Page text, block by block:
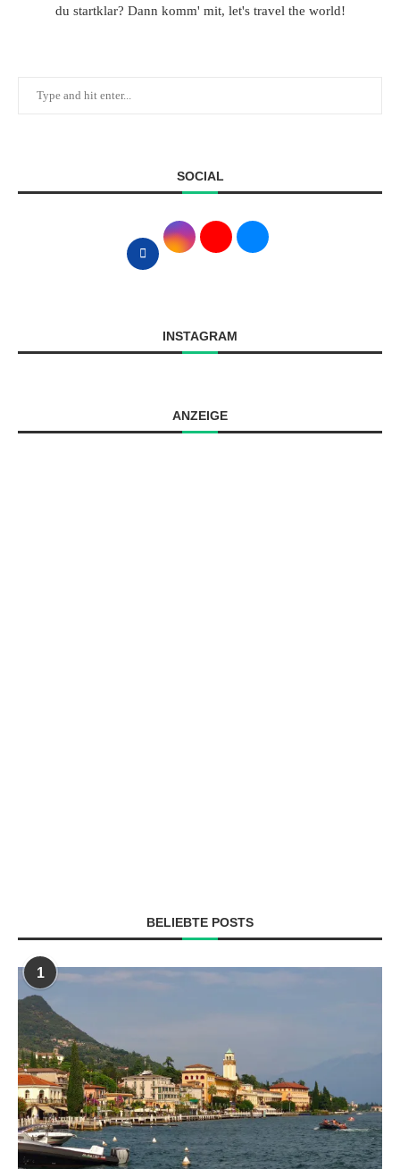
du startklar? Dann komm' mit, let's travel the world!
SOCIAL
INSTAGRAM
ANZEIGE
BELIEBTE POSTS
1